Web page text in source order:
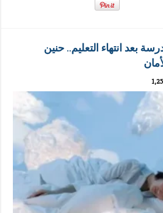
بعد انتهاء التعليم.. حنين